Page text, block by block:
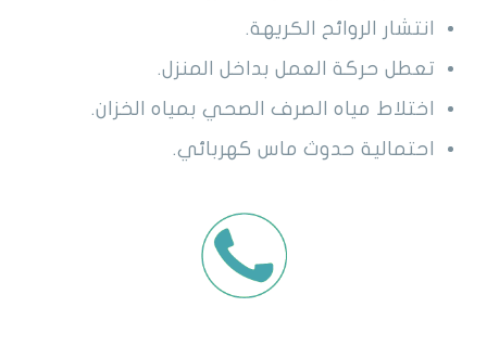
انتشار الروائح الكريهة.
تعطل حركة العمل بداخل المنزل.
اختلاط مياه الصرف الصحي بمياه الخزان.
احتمالية حدوث ماس كهربائي.